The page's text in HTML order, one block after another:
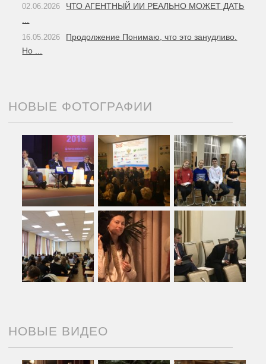
02.06.2026
ЧТО АГЕНТНЫЙ ИИ РЕАЛЬНО МОЖЕТ ДАТЬ
16.05.2026
Продолжение Понимаю, что это занудливо.
Но ...
НОВЫЕ ФОТОГРАФИИ
НОВЫЕ ВИДЕО